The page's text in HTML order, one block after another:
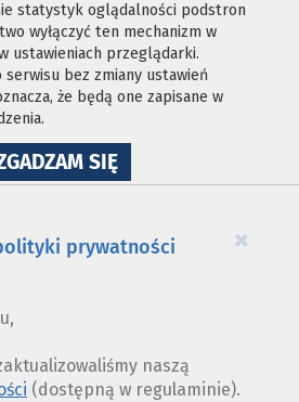
statystyk oglądalności podstron
wyłączyć ten mechanizm w
ustawieniach przeglądarki.
serwisu bez zmiany ustawień
że będą one zapisane w
SIĘNA
WYKORZYSTANIE
×
prywatności
naszą
(dostępną w regulaminie).